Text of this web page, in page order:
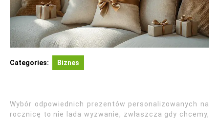
Categories: Biznes
Wybór odpowiednich prezentów personalizowanych na
rocznicę to nie lada wyzwanie, zwłaszcza gdy chcemy,